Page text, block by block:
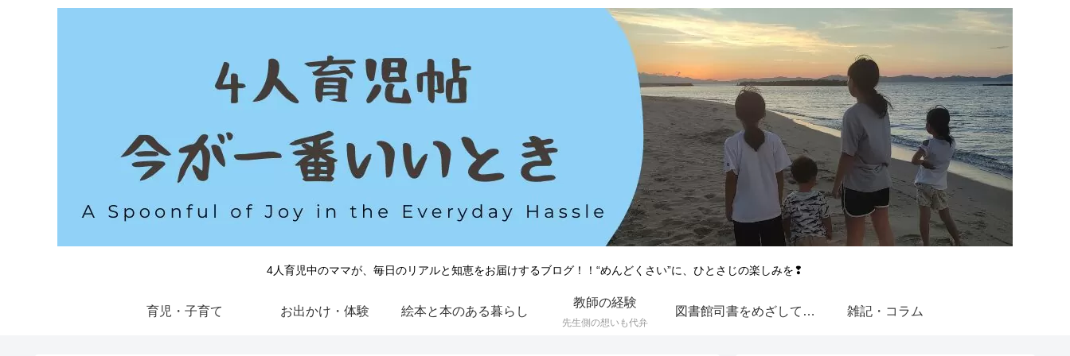
4人育児中のママが、毎日のリアルと知恵をお届けするブログ！！“めんどくさい”に、ひとさじの楽しみを❢
育児・子育て お出かけ・体験 絵本と本のある暮らし
教師の経験
先生側の想いも代弁
図書館司書をめざして【近大通信】 雑記・コラム